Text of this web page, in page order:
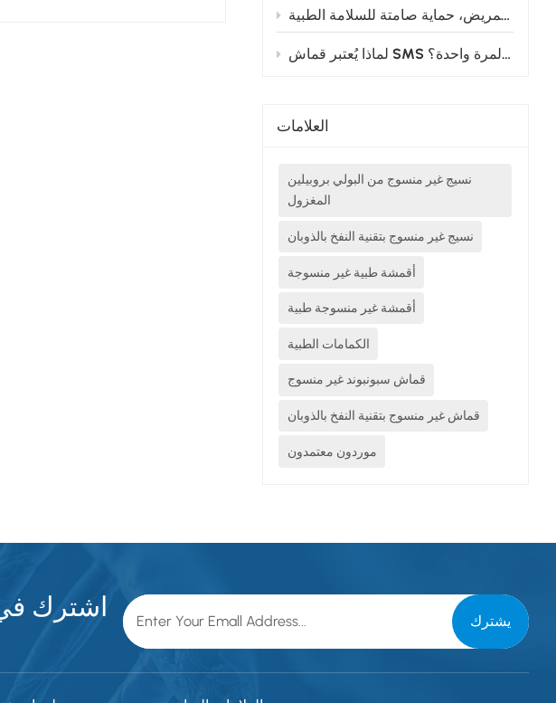
تغليف الأقمشة غير المنسوجة بغشاء البولي إيثيلين: من غرفة العمليات إلى سرير التمريض، حماية صامتة للسلامة الطبية
لماذا يُعتبر قماش SMS غير المنسوج المعيار الذهبي لأردية الجراحة التي تُستخدم لمرة واحدة؟
العلامات
نسيج غير منسوج من البولي بروبيلين
المغزول
نسيج غير منسوج بتقنية النفخ بالذوبان
أقمشة طبية غير منسوجة
أقمشة غير منسوجة طبية
الكمامات الطبية
قماش سبونبوند غير منسوج
قماش غير منسوج بتقنية النفخ بالذوبان
موردون معتمدون
اشترك في